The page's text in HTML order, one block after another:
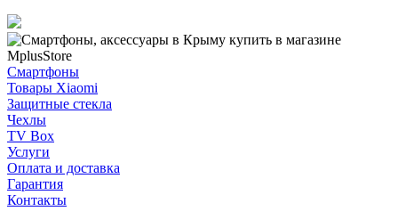
Смартфоны
Товары Xiaomi
Защитные стекла
Чехлы
TV Box
Услуги
Оплата и доставка
Гарантия
Контакты